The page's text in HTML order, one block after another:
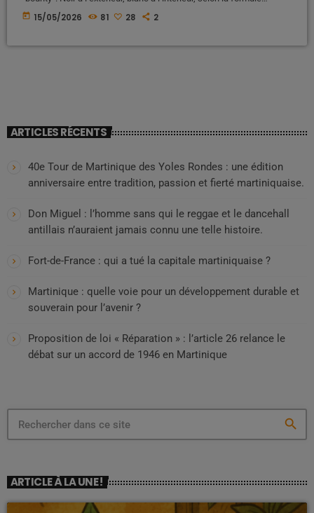
populaire aussi cruelle que révélatrice. Mais derrière le sarcasme, il
today 15/05/2026 81 28 2
ARTICLES RÉCENTS
40e Tour de Martinique des Yoles Rondes : une édition
anniversaire entre tradition, passion et fierté martiniquaise.
Don Miguel : l’homme sans qui le reggae et le dancehall
antillais n’auraient jamais connu une telle histoire.
Fort-de-France : qui a tué la capitale martiniquaise ?
Martinique : quelle voie pour un développement durable et
souverain pour l’avenir ?
Proposition de loi « Réparation » : l’article 26 relance le
débat sur un accord de 1946 en Martinique
search
ARTICLE À LA UNE !